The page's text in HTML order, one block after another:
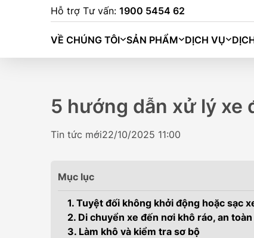
Hỗ trợ Tư vấn: 1900 5454 62
VỀ CHÚNG TÔI SẢN PHẨM DỊCH VỤ
5 hướng dẫn xử lý xe
Tin tức mới22/10/2025 11:00
Mục lục
1. Tuyệt đối không khởi động hoặc sạc
2. Di chuyển xe đến nơi khô ráo, an toàn
3. Làm khô và kiểm tra sơ bộ